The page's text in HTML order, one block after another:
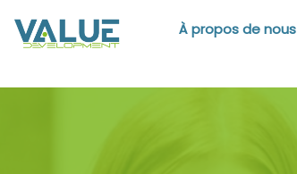
À propos de nous